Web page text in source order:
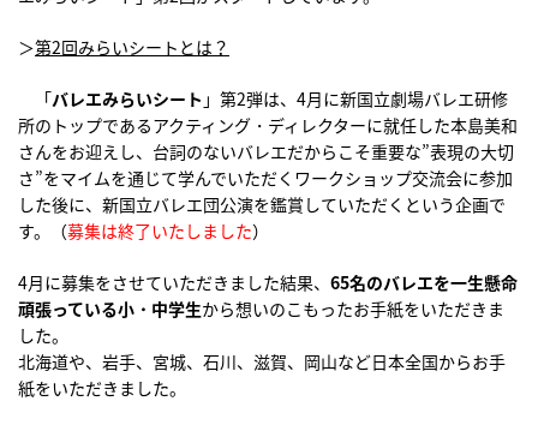
＞第2回みらいシートとは？
「バレエみらいシート 」第2弾は、4月に新国立劇場バレエ研修
所のトップであるアクティング・ディレクターに就任した本島美和
さんをお迎えし、台詞のないバレエだからこそ重要な”表現の大切
さ”をマイムを通じて学んでいただくワークショップ交流会に参加
した後に、新国立バレエ団公演を鑑賞していただくという企画で
す。（募集は終了いたしました）
4月に募集をさせていただきました結果、 65名のバレエを一生懸命
頑張っている小・中学生から想いのこもったお手紙をいただきま
した。
北海道や、岩手、宮城、石川、滋賀、岡山など日本全国からお手
紙をいただきました。